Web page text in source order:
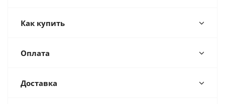
Как купить
Оплата
Доставка